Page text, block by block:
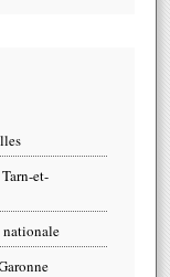
et-